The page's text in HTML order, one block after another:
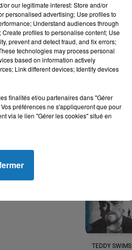
Balance
TEDDY SWIMS
our legitimate interest: Store and/or
personalised advertising; Use profiles to
Understand audiences through
profiles to personalise content; Use
prevent and detect fraud, and fix errors;
technologies may process personal
based on information actively
Link different devices; Identify devices
finalités et/ou partenaires dans "Gérer
préférences ne s'appliqueront que pour
via le lien "Gérer les cookies" situé en